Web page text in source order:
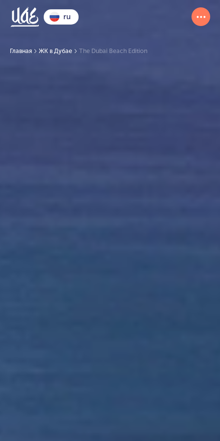
ru
Главная ЖК в Дубае The Dubai Beach Edition